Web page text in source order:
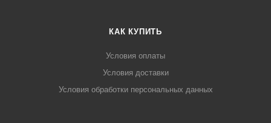
КАК КУПИТЬ
Условия оплаты
Условия доставки
Условия обработки персональных данных